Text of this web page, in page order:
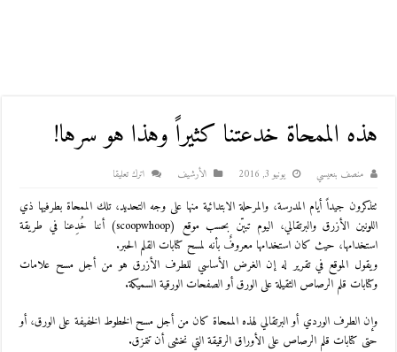
هذه الممحاة خدعتنا كثيراً وهذا هو سرها!
منصف بنعيسي يونيو 3, 2016 اﻷرشيف اترك تعليقا
تتذكرون جيداً أيام المدرسة، والمرحلة الابتدائية منها على وجه التحديد، تلك الممحاة بطرفيها ذي
اللونين الأزرق والبرتقالي، اليوم تبيّن بحسب موقع (scoopwhoop) أننا خُدِعنا في طريقة
استخدامها، حيث كان استخدامها معروفٌ بأنه لمسح كتابات القلم الحبر.
ويقول الموقع في تقرير له إن الغرض الأساسي للطرف الأزرق هو من أجل مسح علامات
وكتابات قلم الرصاص الثقيلة على الورق أو الصفحات الورقية السميكة.
وإن الطرف الوردي أو البرتقالي لهذه الممحاة كان من أجل مسح الخطوط الخفيفة على الورق، أو
حتى كتابات قلم الرصاص على الأوراق الرقيقة التي نخشى أن تتمزق.